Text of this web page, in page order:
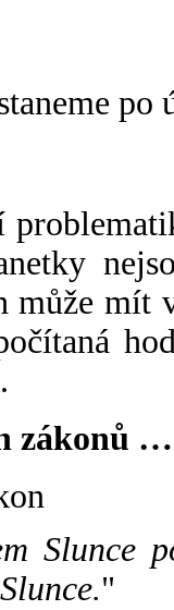
po
může mít
zákonů …
Slunce
"